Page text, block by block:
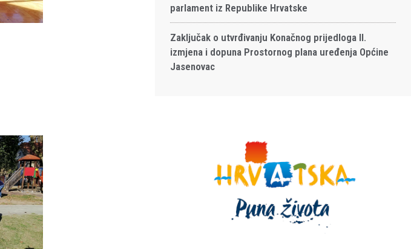
parlament iz Republike Hrvatske
Zaključak o utvrđivanju Konačnog prijedloga II.
izmjena i dopuna Prostornog plana uređenja Općine
Jasenovac